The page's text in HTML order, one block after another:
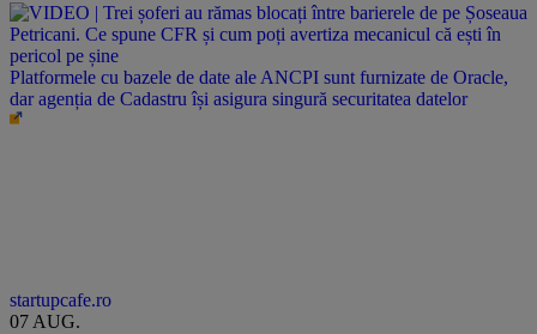
Platformele cu bazele de date ale ANCPI sunt furnizate de Oracle,
dar agenția de Cadastru își asigura singură securitatea datelor
startupcafe.ro
07 AUG.